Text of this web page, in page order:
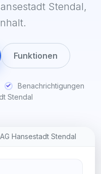
Stendal,
Funktionen
Benachrichtigungen
Stendal
Hansestadt Stendal